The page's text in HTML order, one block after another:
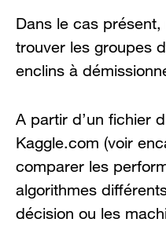
Dans le cas
trouver les groupes
enclins à
A partir d’un fichier
Kaggle.com (voir
comparer les
algorithmes
décision ou les